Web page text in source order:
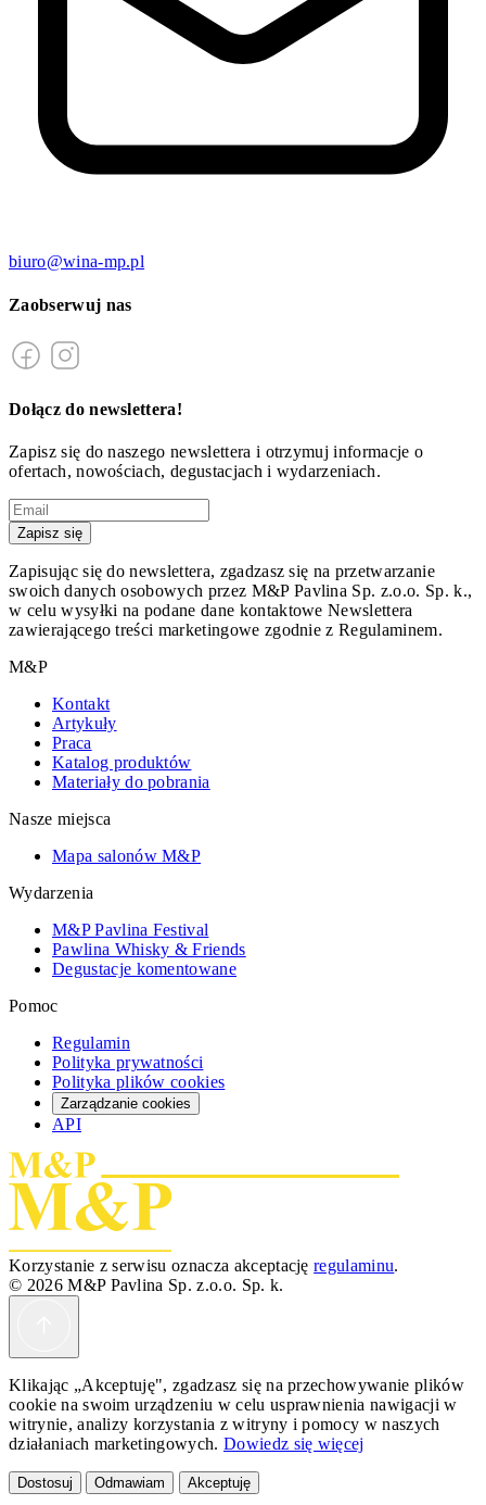
biuro@wina-mp.pl
Zaobserwuj nas
Dołącz do newslettera!
Zapisz się do naszego newslettera i otrzymuj informacje o
ofertach, nowościach, degustacjach i wydarzeniach.
Zapisz się
Zapisując się do newslettera, zgadzasz się na przetwarzanie
swoich danych osobowych przez M&P Pavlina Sp. z.o.o. Sp. k.,
w celu wysyłki na podane dane kontaktowe Newslettera
zawierającego treści marketingowe zgodnie z Regulaminem.
M&P
Kontakt
Artykuły
Praca
Katalog produktów
Materiały do pobrania
Nasze miejsca
Mapa salonów M&P
Wydarzenia
M&P Pavlina Festival
Pawlina Whisky & Friends
Degustacje komentowane
Pomoc
Regulamin
Polityka prywatności
Polityka plików cookies
Zarządzanie cookies
API
Korzystanie z serwisu oznacza akceptacjęregulaminu.
© 2026 M&P Pavlina Sp. z.o.o. Sp. k.
Klikając „Akceptuję", zgadzasz się na przechowywanie plików
cookie na swoim urządzeniu w celu usprawnienia nawigacji w
witrynie, analizy korzystania z witryny i pomocy w naszych
działaniach marketingowych. Dowiedz się więcej
Dostosuj Odmawiam Akceptuję